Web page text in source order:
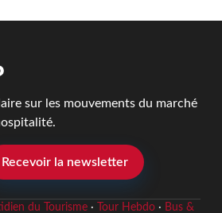
sur les mouvements du marché
Recevoir la newsletter
du Tourisme· Tour Hebdo· Bus &